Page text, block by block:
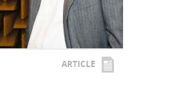
ARTICLE